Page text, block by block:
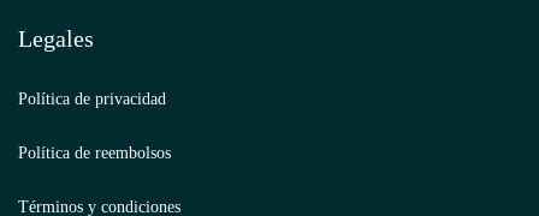
Legales
Política de privacidad
Política de reembolsos
Términos y condiciones